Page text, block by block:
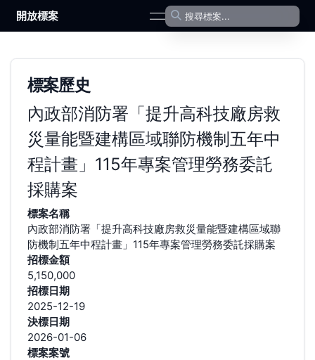
開放標案 open navigation menu
標案歷史
內政部消防署「提升高科技廠房救
災量能暨建構區域聯防機制五年中
程計畫」115年專案管理勞務委託
採購案
標案名稱
內政部消防署「提升高科技廠房救災量能暨建構區域聯
防機制五年中程計畫」115年專案管理勞務委託採購案
招標金額
5,150,000
招標日期
2025-12-19
決標日期
2026-01-06
標案案號